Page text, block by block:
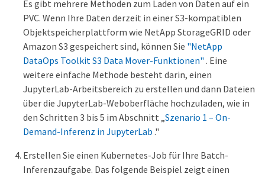
Es gibt mehrere Methoden zum Laden von Daten auf ein
PVC. Wenn Ihre Daten derzeit in einer S3-kompatiblen
Objektspeicherplattform wie NetApp StorageGRID oder
Amazon S3 gespeichert sind, können Sie "NetApp
DataOps Toolkit S3 Data Mover-Funktionen" . Eine
weitere einfache Methode besteht darin, einen
JupyterLab-Arbeitsbereich zu erstellen und dann Dateien
über die JupyterLab-Weboberfläche hochzuladen, wie in
den Schritten 3 bis 5 im Abschnitt „Szenario 1 – On-
Demand-Inferenz in JupyterLab ."
Erstellen Sie einen Kubernetes-Job für Ihre Batch-
Inferenzaufgabe. Das folgende Beispiel zeigt einen